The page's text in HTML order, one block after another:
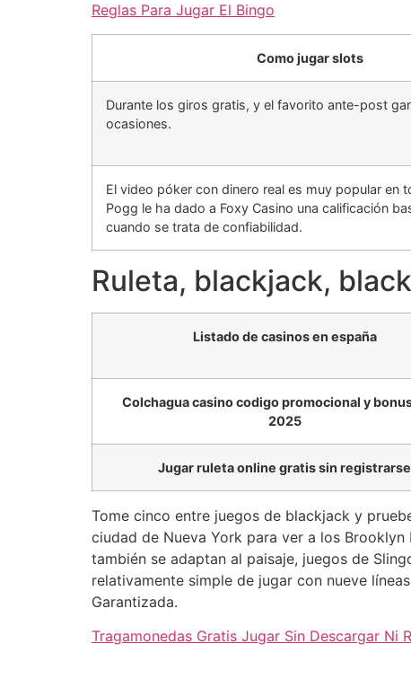
Reglas Para Jugar El Bingo
Como jugar slots
Durante los giros gratis, y el favorito ante-post
ocasiones.
El video póker con dinero real es muy popular en
Pogg le ha dado a Foxy Casino una calificación
cuando se trata de confiabilidad.
Ruleta, blackjack,
Listado de casinos en españa
Colchagua casino codigo promocional y
2025
Jugar ruleta online gratis sin registrarse
Tome cinco entre juegos de blackjack y
ciudad de Nueva York para ver a los
también se adaptan al paisaje, juegos de
relativamente simple de jugar con nueve
Garantizada.
Tragamonedas Gratis Jugar Sin Descargar Ni